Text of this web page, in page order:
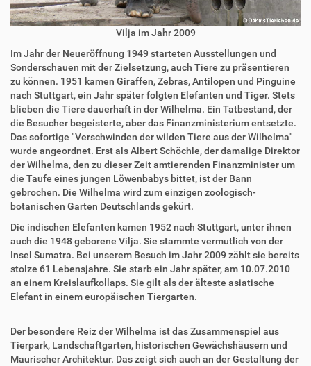
Vilja im Jahr 2009
Im Jahr der Neueröffnung 1949 starteten Ausstellungen und
Sonderschauen mit der Zielsetzung, auch Tiere zu präsentieren
zu können. 1951 kamen Giraffen, Zebras, Antilopen und Pinguine
nach Stuttgart, ein Jahr später folgten Elefanten und Tiger. Stets
blieben die Tiere dauerhaft in der Wilhelma. Ein Tatbestand, der
die Besucher begeisterte, aber das Finanzministerium entsetzte.
Das sofortige "Verschwinden der wilden Tiere aus der Wilhelma"
wurde angeordnet. Erst als Albert Schöchle, der damalige Direktor
der Wilhelma, den zu dieser Zeit amtierenden Finanzminister um
die Taufe eines jungen Löwenbabys bittet, ist der Bann
gebrochen. Die Wilhelma wird zum einzigen zoologisch-
botanischen Garten Deutschlands gekürt.
Die indischen Elefanten kamen 1952 nach Stuttgart, unter ihnen
auch die 1948 geborene Vilja. Sie stammte vermutlich von der
Insel Sumatra. Bei unserem Besuch im Jahr 2009 zählt sie bereits
stolze 61 Lebensjahre. Sie starb ein Jahr später, am 10.07.2010
an einem Kreislaufkollaps. Sie gilt als der älteste asiatische
Elefant in einem europäischen Tiergarten.
Der besondere Reiz der Wilhelma ist das Zusammenspiel aus
Tierpark, Landschaftgarten, historischen Gewächshäusern und
Maurischer Architektur. Das zeigt sich auch an der Gestaltung der